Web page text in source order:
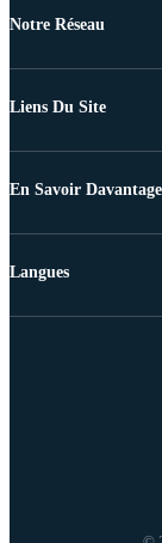
Notre Réseau
Liens Du Site
En Savoir Davantage
Langues